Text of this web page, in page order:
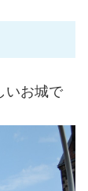
いお城で